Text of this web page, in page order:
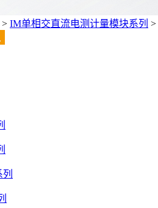
> IM单相交直流电测计量模块系列 >